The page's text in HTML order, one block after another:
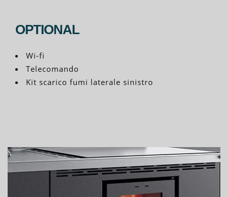
OPTIONAL
Wi-fi
Telecomando
Kit scarico fumi laterale sinistro